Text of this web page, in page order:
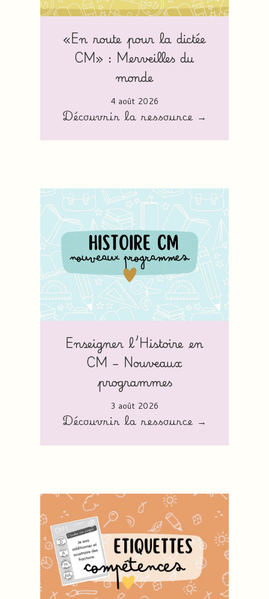
«En route pour la dictée
CM» : Merveilles du
monde
4 août 2026
Découvrir la ressource →
Enseigner l’Histoire en
CM – Nouveaux
programmes
3 août 2026
Découvrir la ressource →